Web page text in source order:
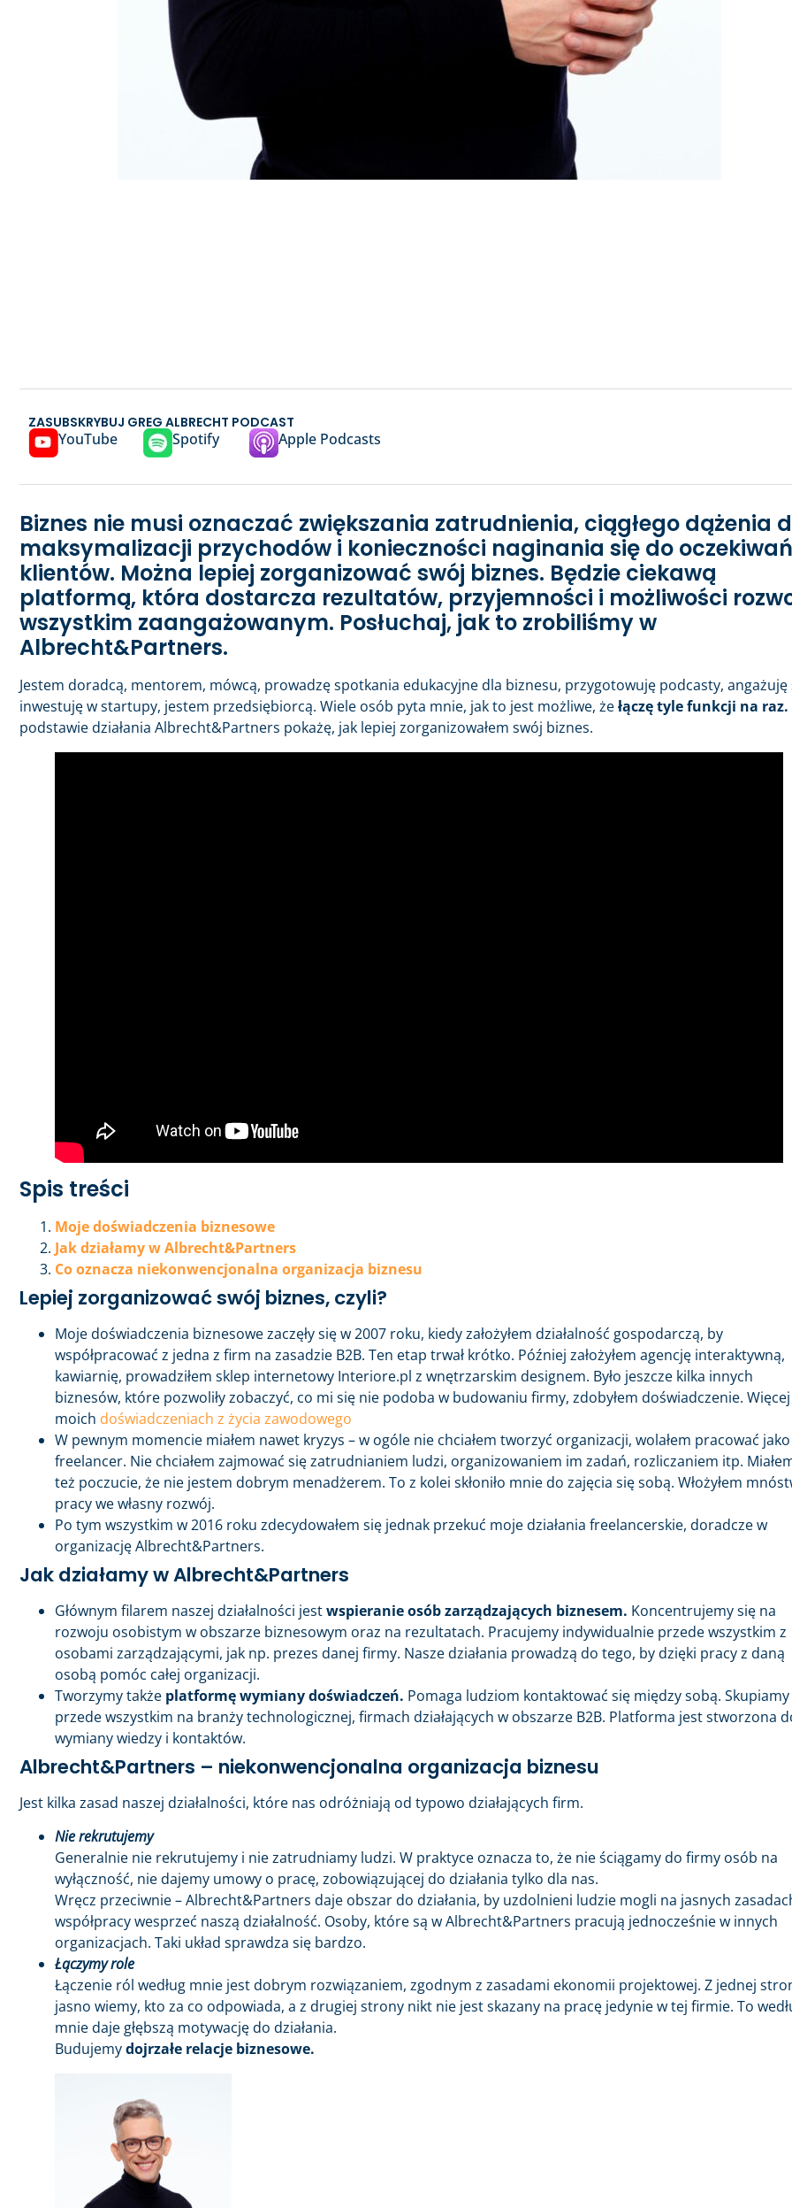
ZASUBSKRYBUJ GREG ALBRECHT PODCAST
YouTube Spotify Apple Podcasts
Biznes nie musi oznaczać zwiększania zatrudnienia, ciągłego dążenia
maksymalizacji przychodów i konieczności naginania się do oczekiwań
klientów. Można lepiej zorganizować swój biznes. Będzie ciekawą
platformą, która dostarcza rezultatów, przyjemności i możliwości
wszystkim zaangażowanym. Posłuchaj, jak to zrobiliśmy w
Albrecht&Partners.
Jestem doradcą, mentorem, mówcą, prowadzę spotkania edukacyjne dla biznesu, przygotowuję podcasty, angażuję
inwestuję w startupy, jestem przedsiębiorcą. Wiele osób pyta mnie, jak to jest możliwe, żełączę tyle funkcji na raz.
podstawie działania Albrecht&Partners pokażę, jak lepiej zorganizowałem swój biznes.
Spis treści
Moje doświadczenia biznesowe
Jak działamy w Albrecht&Partners
Co oznacza niekonwencjonalna organizacja biznesu
Lepiej zorganizować swój biznes, czyli?
Moje doświadczenia biznesowe zaczęły się w 2007 roku, kiedy założyłem działalność gospodarczą, by
współpracować z jedna z firm na zasadzie B2B. Ten etap trwał krótko. Później założyłem agencję interaktywną,
kawiarnię, prowadziłem sklep internetowy Interiore.pl z wnętrzarskim designem. Było jeszcze kilka innych
biznesów, które pozwoliły zobaczyć, co mi się nie podoba w budowaniu firmy, zdobyłem doświadczenie.
moich doświadczeniach z życia zawodowego
W pewnym momencie miałem nawet kryzys – w ogóle nie chciałem tworzyć organizacji, wolałem pracować jako
freelancer. Nie chciałem zajmować się zatrudnianiem ludzi, organizowaniem im zadań, rozliczaniem itp.
też poczucie, że nie jestem dobrym menadżerem. To z kolei skłoniło mnie do zajęcia się sobą. Włożyłem
pracy we własny rozwój.
Po tym wszystkim w 2016 roku zdecydowałem się jednak przekuć moje działania freelancerskie, doradcze w
organizację Albrecht&Partners.
Jak działamy w Albrecht&Partners
Głównym filarem naszej działalności jestwspieranie osób zarządzających biznesem. Koncentrujemy się na
rozwoju osobistym w obszarze biznesowym oraz na rezultatach. Pracujemy indywidualnie przede wszystkim z
osobami zarządzającymi, jak np. prezes danej firmy. Nasze działania prowadzą do tego, by dzięki pracy z daną
osobą pomóc całej organizacji.
Tworzymy także platformę wymiany doświadczeń. Pomaga ludziom kontaktować się między sobą. Skupiamy
przede wszystkim na branży technologicznej, firmach działających w obszarze B2B. Platforma jest stworzona
wymiany wiedzy i kontaktów.
Albrecht&Partners – niekonwencjonalna organizacja biznesu
Jest kilka zasad naszej działalności, które nas odróżniają od typowo działających firm.
Nie rekrutujemy
Generalnie nie rekrutujemy i nie zatrudniamy ludzi. W praktyce oznacza to, że nie ściągamy do firmy osób na
wyłączność, nie dajemy umowy o pracę, zobowiązującej do działania tylko dla nas.
Wręcz przeciwnie – Albrecht&Partners daje obszar do działania, by uzdolnieni ludzie mogli na jasnych
współpracy wesprzeć naszą działalność. Osoby, które są w Albrecht&Partners pracują jednocześnie w innych
organizacjach. Taki układ sprawdza się bardzo.
Łączymy role
Łączenie ról według mnie jest dobrym rozwiązaniem, zgodnym z zasadami ekonomii projektowej. Z jednej
jasno wiemy, kto za co odpowiada, a z drugiej strony nikt nie jest skazany na pracę jedynie w tej firmie. To
mnie daje głębszą motywację do działania.
Budujemydojrzałe relacje biznesowe.